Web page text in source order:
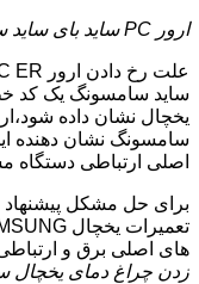
ارور PC ساید بای ساید سامسونگ
ساید سامسونگ یک کد
سامسونگ نشان
اصلی ارتباطی دستگاه
برای حل مشکل پیشنهاد
های اصلی برق و
زدن چراغ دمای یخچال